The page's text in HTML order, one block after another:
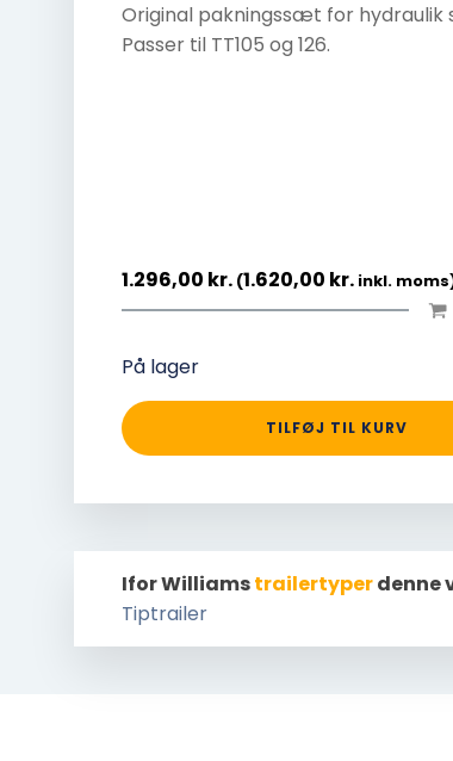
Original pakningssæt for hydraulik
Passer til TT105 og 126.
1.296,00 kr. (1.620,00 kr. inkl.
På lager
TILFØJ TIL KURV
Ifor Williamstrailertyperdenne
Tiptrailer